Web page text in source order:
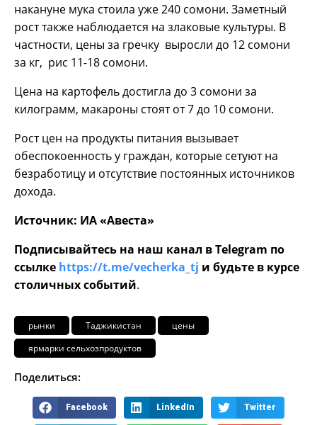
накануне мука стоила уже 240 сомони. Заметный
рост также наблюдается на злаковые культуры. В
частности, цены за гречку выросли до 12 сомони
за кг, рис 11-18 сомони.
Цена на картофель достигла до 3 сомони за
килограмм, макароны стоят от 7 до 10 сомони.
Рост цен на продукты питания вызывает
обеспокоенность у граждан, которые сетуют на
безработицу и отсутствие постоянных источников
дохода.
Источник: ИА «Авеста»
Подписывайтесь на наш канал в Telegram по
ссылке https://t.me/vecherka_tj и будьте в курсе
столичных событий.
рынки Таджикистан
цены
ярмарки сельхозпродуктов
Поделиться:
Facebook LinkedIn Twitter